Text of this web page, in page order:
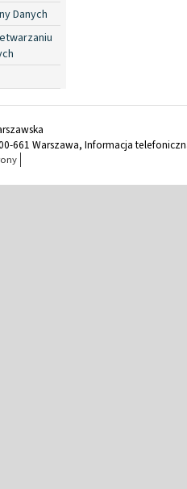
Danych
661 Warszawa, Informacja